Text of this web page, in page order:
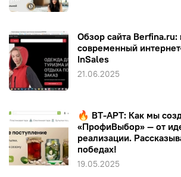
Обзор сайта
современный
InSales
21.06.2025
🔥 ВТ-АРТ: Как мы
«ПрофиВыбор» — от
реализации.
победах!
19.05.2025